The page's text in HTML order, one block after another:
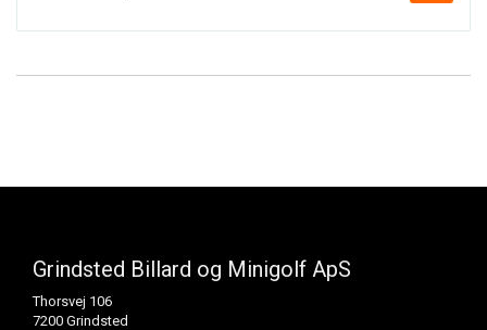
Grindsted Billard og Minigolf ApS
Thorsvej 106
7200 Grindsted